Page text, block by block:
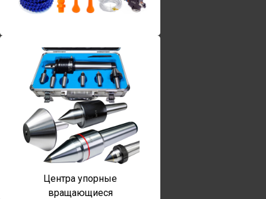
Винты torx
Центра упорные
вращающиеся